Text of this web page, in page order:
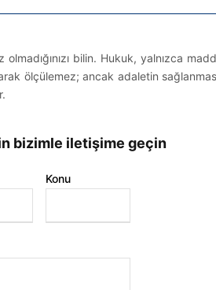
olmadığınızı bilin. Hukuk, yalnızca
ölçülemez; ancak adaletin
bizimle iletişime geçin
Konu
İletişim Bilgileri
info@kotangokce.com
(+90) 536 682 73 06
No: 9/1, Avcılar Exclusive,
Bayraklı/İZMİR